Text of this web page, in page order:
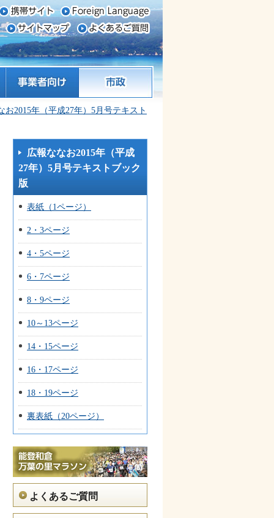
市政
お2015年（平成27年）5月号テキスト
広報ななお2015年（平成
27年）5月号テキストブック
版
表紙（1ページ）
2・3ページ
4・5ページ
6・7ページ
8・9ページ
10～13ページ
14・15ページ
16・17ページ
18・19ページ
裏表紙（20ページ）
よくあるご質問